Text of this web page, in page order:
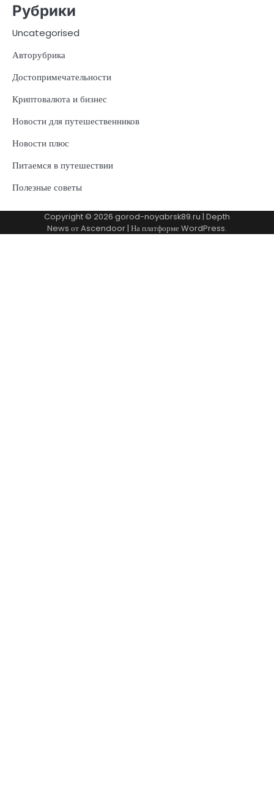
Рубрики
Uncategorised
Авторубрика
Достопримечательности
Криптовалюта и бизнес
Новости для путешественников
Новости плюс
Питаемся в путешествии
Полезные советы
Copyright © 2026 gorod-noyabrsk89.ru | Depth
News отAscendoor | На платформеWordPress.